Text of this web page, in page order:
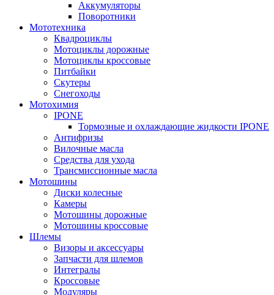
Аккумуляторы
Поворотники
Мототехника
Квадроциклы
Мотоциклы дорожные
Мотоциклы кроссовые
Питбайки
Скутеры
Снегоходы
Мотохимия
IPONE
Тормозные и охлаждающие жидкости IPONE
Антифризы
Вилочные масла
Средства для ухода
Трансмиссионные масла
Мотошины
Диски колесные
Камеры
Мотошины дорожные
Мотошины кроссовые
Шлемы
Визоры и аксессуары
Запчасти для шлемов
Интегралы
Кроссовые
Модуляры